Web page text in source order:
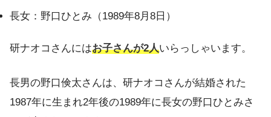
長女：野口ひとみ（1989年8月8日）
研ナオコさんにはお子さんが2人いらっしゃいます。
長男の野口倹太さんは、研ナオコさんが結婚された
1987年に生まれ2年後の1989年に長女の野口ひとみさ